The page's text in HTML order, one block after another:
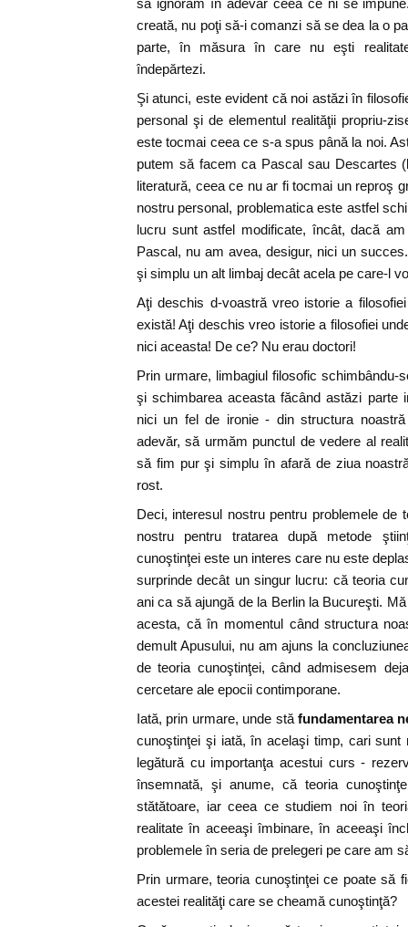
să ignorăm în adevăr ceea ce ni se
creată, nu poţi să-i comanzi să se dea la o
parte, în măsura în care nu eşti
îndepărtezi.
Şi atunci, este evident că noi astăzi în
personal şi de elementul realităţii propriu-
este tocmai ceea ce s-a spus până la noi.
putem să facem ca Pascal sau Descartes
literatură, ceea ce nu ar fi tocmai un reproş
nostru personal, problematica este astfel
lucru sunt astfel modificate, încât, dacă
Pascal, nu am avea, desigur, nici un
şi simplu un alt limbaj decât acela pe care-l
Aţi deschis d-voastră vreo istorie a
există! Aţi deschis vreo istorie a filosofiei
nici aceasta! De ce? Nu erau doctori!
Prin urmare, limbagiul filosofic
şi schimbarea aceasta făcând astăzi parte
nici un fel de ironie - din structura
adevăr, să urmăm punctul de vedere al
să fim pur şi simplu în afară de ziua
rost.
Deci, interesul nostru pentru problemele de
nostru pentru tratarea după metode
cunoştinţei este un interes care nu este
surprinde decât un singur lucru: că teoria
ani ca să ajungă de la Berlin la Bucureşti.
acesta, că în momentul când structura
demult Apusului, nu am ajuns la
de teoria cunoştinţei, când admisesem
cercetare ale epocii contimporane.
Iată, prin urmare, unde stă fundamentarea
cunoştinţei şi iată, în acelaşi timp, cari
legătură cu importanţa acestui curs -
însemnată, şi anume, că teoria
stătătoare, iar ceea ce studiem noi în
realitate în aceeaşi îmbinare, în aceeaşi
problemele în seria de prelegeri pe care am
Prin urmare, teoria cunoştinţei ce poate să
acestei realităţi care se cheamă cunoştinţă?